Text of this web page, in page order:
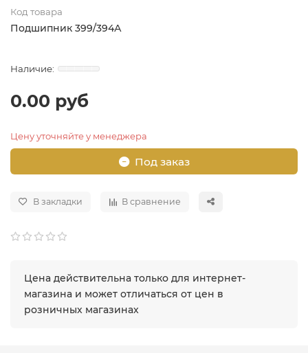
Код товара
Подшипник 399/394А
0.00 руб
Цену уточняйте у менеджера
Под заказ
В закладки В сравнение
Цена действительна только для интернет-
магазина и может отличаться от цен в
розничных магазинах